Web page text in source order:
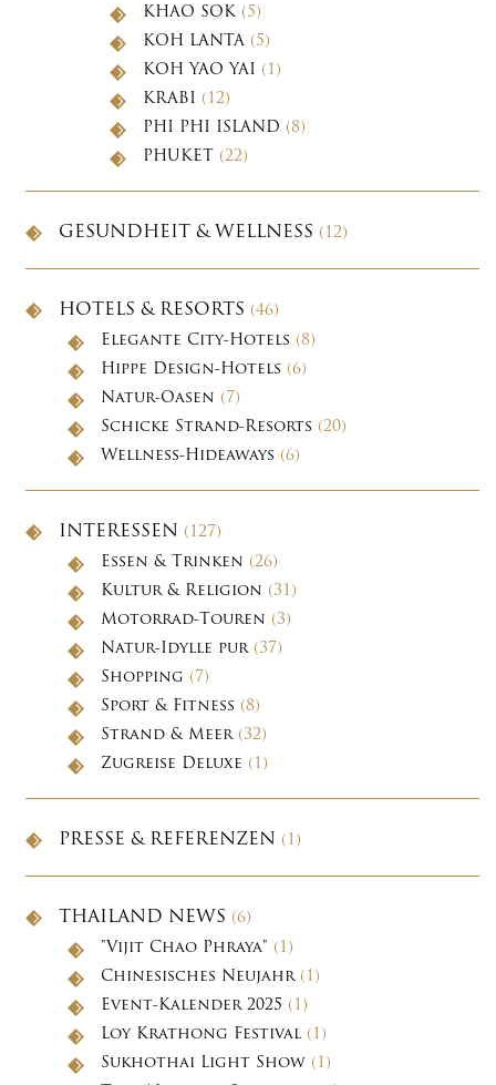
KHAO SOK(5)
KOH LANTA (5)
KOH YAO YAI (1)
KRABI (12)
PHI PHI ISLAND (8)
PHUKET (22)
GESUNDHEIT & WELLNESS (12)
HOTELS & RESORTS (46)
Elegante City-Hotels (8)
Hippe Design-Hotels (6)
Natur-Oasen (7)
Schicke Strand-Resorts (20)
Wellness-Hideaways (6)
INTERESSEN (127)
Essen & Trinken (26)
Kultur & Religion (31)
Motorrad-Touren (3)
Natur-Idylle pur(37)
Shopping (7)
Sport & Fitness (8)
Strand & Meer(32)
Zugreise Deluxe (1)
PRESSE & REFERENZEN (1)
THAILAND NEWS (6)
"Vijit Chao Phraya" (1)
Chinesisches Neujahr(1)
Event-Kalender 2025 (1)
Loy Krathong Festival (1)
Sukhothai Light Show (1)